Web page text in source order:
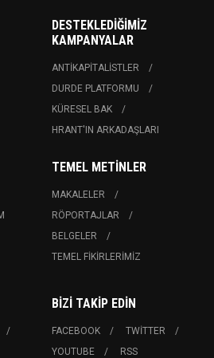
DESTEKLEDIĞIMIZ
KAMPANYALAR
ANTIKAPITALISTLER
DURDE PLATFORMU
KÜRESEL BAK
HRANT'IN ARKADAŞLARI
TEMEL METINLER
MAKALELER
RÖPORTAJLAR
BELGELER
TEMEL FIKIRLERIMIZ
BIZI TAKIP EDIN
FACEBOOK
TWITTER
YOUTUBE
RSS